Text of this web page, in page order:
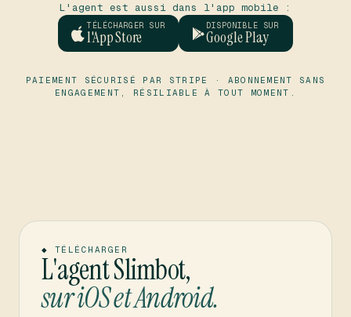
L'agent est aussi dans l'app mobile :
TÉLÉCHARGER SUR
l'App Store
DISPONIBLE SUR
Google Play
PAIEMENT SÉCURISÉ PAR STRIPE · ABONNEMENT SANS
ENGAGEMENT, RÉSILIABLE À TOUT MOMENT.
◆ TÉLÉCHARGER
L'agent Slimbot,
sur iOS et Android.